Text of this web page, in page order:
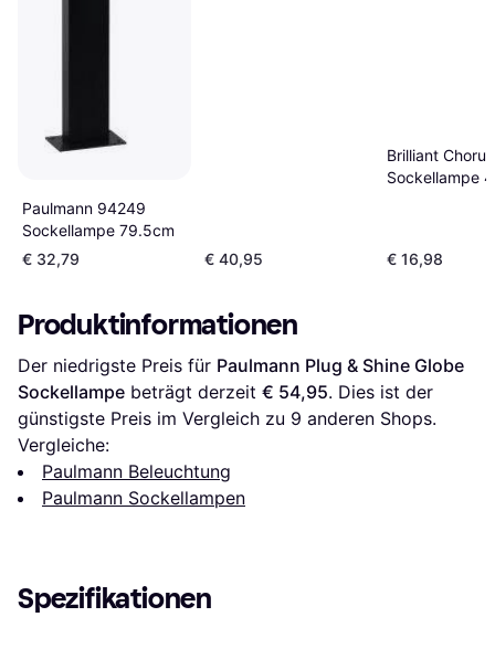
Paulmann 94249
Sockellampe 79.5cm
€ 32,79
€ 40,95
Brilliant Chorus
Sockellampe
€ 16,98
Produktinformationen
Der niedrigste Preis für Paulmann Plug & Shine Globe
Sockellampe beträgt derzeit € 54,95. Dies ist der
günstigste Preis im Vergleich zu 9 anderen Shops.
Vergleiche:
Paulmann Beleuchtung
Paulmann Sockellampen
Spezifikationen